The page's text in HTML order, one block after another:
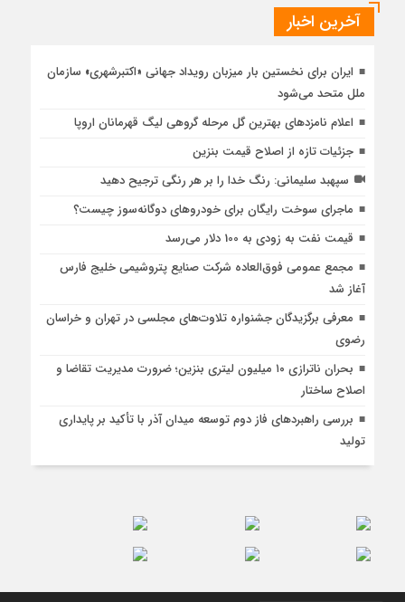
آخرین اخبار
ایران برای نخستین بار میزبان رویداد جهانی «اکتبرشهری» سازمان
ملل متحد می‌شود
اعلام نامزدهای بهترین گل مرحله گروهی لیگ قهرمانان اروپا
جزئیات تازه از اصلاح قیمت بنزین
سپهبد سلیمانی: رنگ خدا را بر هر رنگی ترجیح دهید
ماجرای سوخت رایگان برای خودروهای دوگانه‌سوز چیست؟
قیمت نفت به زودی به 100 دلار می‌رسد
مجمع عمومی فوق‌العاده شرکت صنایع پتروشیمی خلیج فارس
آغاز شد
معرفی برگزیدگان جشنواره تلاوت‌های مجلسی در تهران و خراسان
رضوی
بحران ناترازی ۱۰ میلیون لیتری بنزین؛ ضرورت مدیریت تقاضا و
اصلاح ساختار
بررسی راهبردهای فاز دوم توسعه میدان آذر با تأکید بر پایداری
تولید